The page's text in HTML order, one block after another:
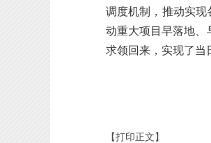
调度机制，推动实现
动重大项目早落地、
求领回来，实现了当
【打印正文】